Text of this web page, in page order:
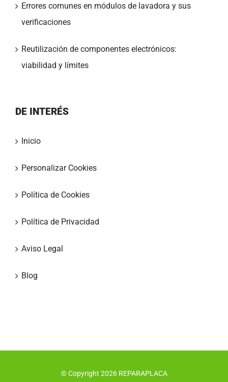
Errores comunes en módulos de lavadora y sus
verificaciones
Reutilización de componentes electrónicos:
viabilidad y límites
DE INTERÉS
Inicio
Personalizar Cookies
Política de Cookies
Política de Privacidad
Aviso Legal
Blog
© Copyright 2026 REPARAPLACA